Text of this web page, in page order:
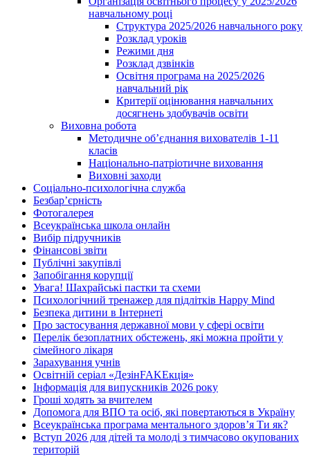
навчальному році
Структура 2025/2026 навчального року
Розклад уроків
Режими дня
Розклад дзвінків
Освітня програма на 2025/2026
навчальний рік
Критерії оцінювання навчальних
досягнень здобувачів освіти
Виховна робота
Методичне об’єднання вихователів 1-11
класів
Національно-патріотичне виховання
Виховні заходи
Соціально-психологічна служба
Безбар’єрність
Фотогалерея
Всеукраїнська школа онлайн
Вибір підручників
Фінансові звіти
Публічні закупівлі
Запобігання корупції
Увага! Шахрайські пастки та схеми
Психологічний тренажер для підлітків Happy Mind
Безпека дитини в Інтернеті
Про застосування державної мови у сфері освіти
Перелік безоплатних обстежень, які можна пройти у
сімейного лікаря
Зарахування учнів
Освітній серіал «ДезінFAKEкція»
Інформація для випускників 2026 року
Гроші ходять за вчителем
Допомога для ВПО та осіб, які повертаються в Україну
Всеукраїнська програма ментального здоров’я Ти як?
Вступ 2026 для дітей та молоді з тимчасово окупованих
територій